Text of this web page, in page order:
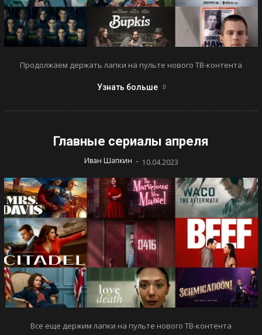
Продолжаем держать лапки на пульте нового ТВ-контента
Узнать больше
Главные сериалы апреля
Иван Шапкин - 10.04.2023
Все еще держим лапки на пульте нового ТВ-контента